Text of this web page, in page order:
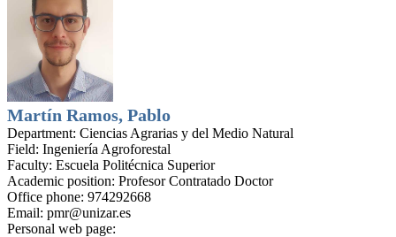
Martín Ramos, Pablo
Department: Ciencias Agrarias y del Medio Natural
Field: Ingeniería Agroforestal
Faculty: Escuela Politécnica Superior
Academic position: Profesor Contratado Doctor
Office phone: 974292668
Email: pmr@unizar.es
Personal web page: